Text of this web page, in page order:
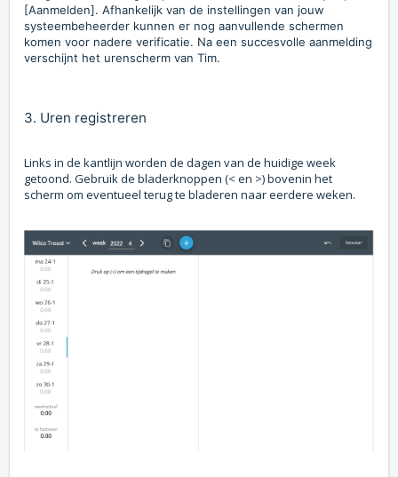
[Aanmelden]. Afhankelijk van de instellingen van jouw
systeembeheerder kunnen er nog aanvullende schermen
komen voor nadere verificatie. Na een succesvolle aanmelding
verschijnt het urenscherm van Tim.
3. Uren registreren
Links in de kantlijn worden de dagen van de huidige week
getoond. Gebruik de bladerknoppen (< en >) bovenin het
scherm om eventueel terug te bladeren naar eerdere weken.